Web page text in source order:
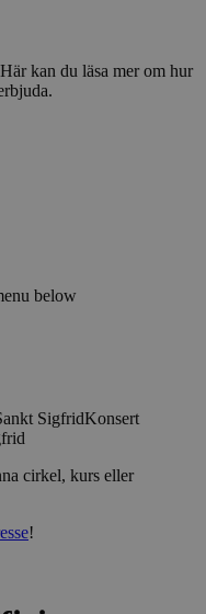
kan du läsa mer om hur
below
SigfridKonsert
cirkel, kurs eller
!